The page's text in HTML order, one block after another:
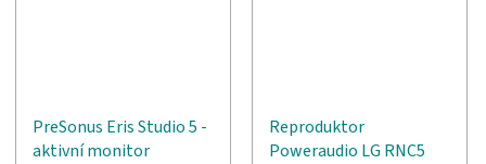
PreSonus Eris Studio 5 -
aktivní monitor
Reproduktor
Poweraudio LG RNC5